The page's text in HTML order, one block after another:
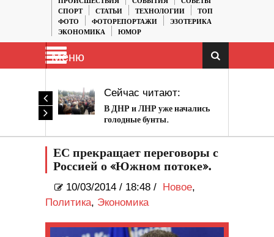
СПОРТ
СТАТЬИ ТЕХНОЛОГИИ
ТОП
ФОТО
ФОТОРЕПОРТАЖИ
ЭЗОТЕРИКА
ЭКОНОМИКА
ЮМОР
Меню
Сейчас читают:
В ДНР и ЛНР уже начались
голодные бунты.
жителей голодом.
ЕС прекращает переговоры с
Россией о «Южном потоке».
10/03/2014 / 18:48 / Новое,
Политика, Экономика